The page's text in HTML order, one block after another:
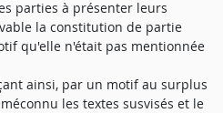
parties à présenter leurs
la constitution de partie
qu'elle n'était pas mentionnée
ainsi, par un motif au surplus
les textes susvisés et le